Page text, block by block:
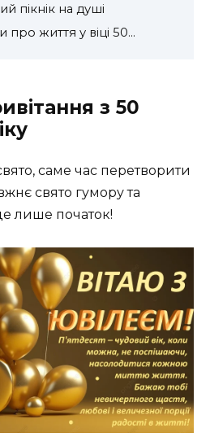
пікнік на душі
про життя у віці 50…
з 50
саме час перетворити
свято гумору та
лише початок!